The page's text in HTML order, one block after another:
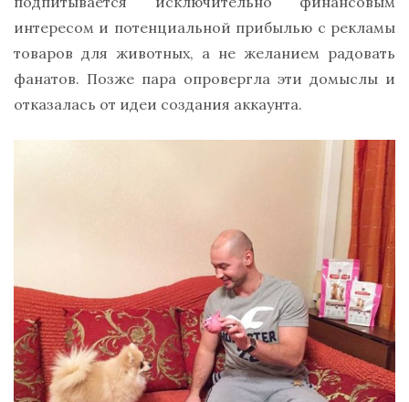
интересом и потенциальной прибылью с рекламы
товаров для животных, а не желанием радовать
фанатов. Позже пара опровергла эти домыслы и
отказалась от идеи создания аккаунта.